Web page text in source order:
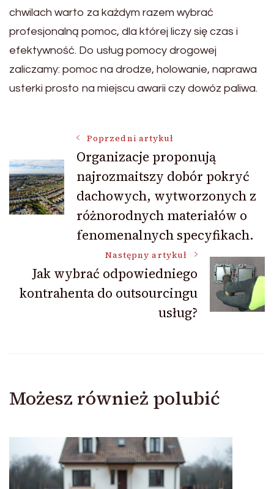
chwilach warto za każdym razem wybrać
profesjonalną pomoc, dla której liczy się czas i
efektywność. Do usług pomocy drogowej
zaliczamy: pomoc na drodze, holowanie, naprawa
usterki prosto na miejscu awarii czy dowóz paliwa.
Nawigacja
wpisu
Poprzedni artykuł
Organizacje proponują
najrozmaitszy dobór pokryć
dachowych, wytworzonych z
różnorodnych materiałów o
fenomenalnych specyfikach.
Następny artykuł
Jak wybrać odpowiedniego
kontrahenta do outsourcingu
usług?
Możesz również polubić